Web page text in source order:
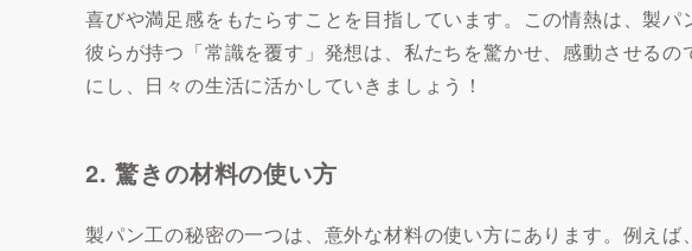
喜びや満足感をもたらすことを目指しています。この情熱は、製パ
彼らが持つ「常識を覆す」発想は、私たちを驚かせ、感動させる
にし、日々の生活に活かしていきましょう！
2. 驚きの材料の使い方
製パン工の秘密の一つは、意外な材料の使い方にあります。例え